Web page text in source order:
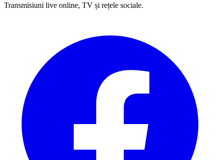
Transmisiuni live online, TV și rețele sociale.